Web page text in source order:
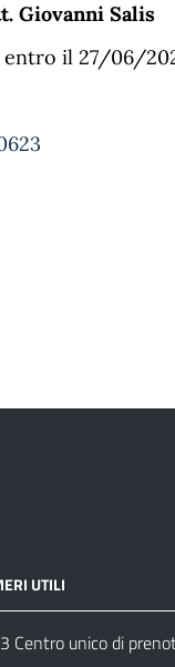
Giovanni Salis
il 27/06/
UTILI
Centro unico di